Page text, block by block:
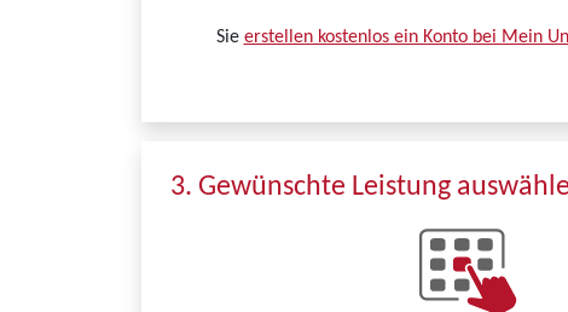
Sie erstellen kostenlos ein Konto bei Mein
3. Gewünschte Leistung